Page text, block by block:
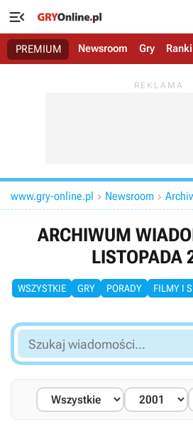

PREMIUM Newsroom Gry
www.gry-online.pl  Newsroom 
ARCHIWUM
LISTOPADA
WSZYSTKIE GRY PORADY FILMY I
Szukaj
wiadomości...